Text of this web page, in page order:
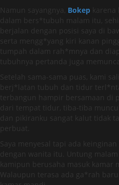
Namun sayangnya, Bokep karena
dalam bers*tubuh malam itu,
berjalan dengan posisi saya di
serta mengg*yang kiri kanan
tumpah dalam rah*mnya dan
tubuhnya pertanda juga
Setelah sama-sama puas, kami
berj*latan tubuh dan tidur
terbangun hampir bersamaan di
dari tempat tidur, tiba-tiba
dan pikiranku sangat kalut tidak
perbuat.
Saya menyesal tapi ada
dengan wanita itu. Untung
kamipun berusaha masuk kamar
Walaupun terasa ada ga*rah